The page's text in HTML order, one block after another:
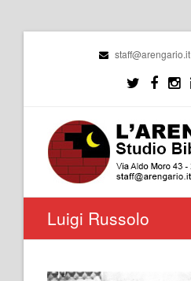
staff@arengario.it
Luigi Russolo